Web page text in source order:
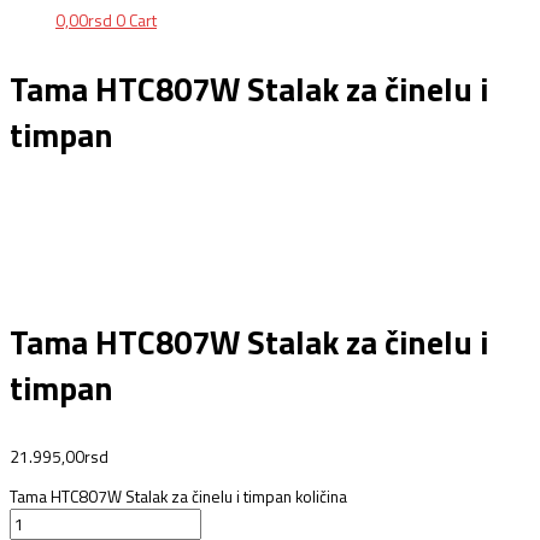
0,00rsd 0 Cart
Tama HTC807W Stalak za činelu i
timpan
Tama HTC807W Stalak za činelu i
timpan
21.995,00rsd
Tama HTC807W Stalak za činelu i timpan količina